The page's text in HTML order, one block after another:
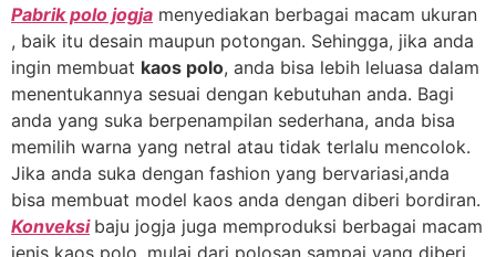
Pabrik polo jogja menyediakan berbagai macam ukuran
, baik itu desain maupun potongan. Sehingga, jika anda
ingin membuat kaos polo, anda bisa lebih leluasa dalam
menentukannya sesuai dengan kebutuhan anda. Bagi
anda yang suka berpenampilan sederhana, anda bisa
memilih warna yang netral atau tidak terlalu mencolok.
Jika anda suka dengan fashion yang bervariasi,anda
bisa membuat model kaos anda dengan diberi bordiran.
Konveksi baju jogja juga memproduksi berbagai macam
jenis kaos polo, mulai dari polosan sampai yang diberi